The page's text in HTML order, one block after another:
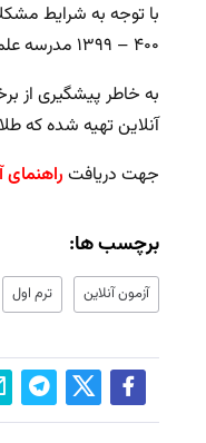
با توجه به شرایط
۴۰۰ – ۱۳۹۹ مدرسه علمیه معصومیه به صورت مجازی برگزار می گردد.
به خاطر پیشگیری از
آنلاین تهیه شده که
جهت دریافتراهنمای
برچسب ها:
آزمون آنلاین ترم اول